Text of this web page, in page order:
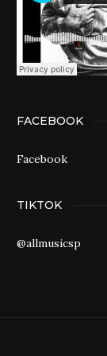
FACEBOOK
Facebook
TIKTOK
@allmusicsp